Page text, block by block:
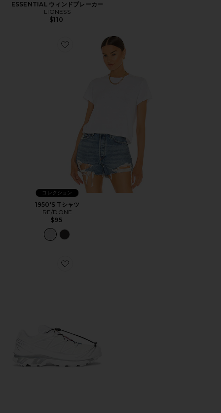
ESSENTIAL ウィンドブレーカー
LIONESS
$110
Favorite 1950'S Tシャツ
コレクション
1950'S Tシャツ
RE/DONE
$95
Favorite XT-6 スニーカー